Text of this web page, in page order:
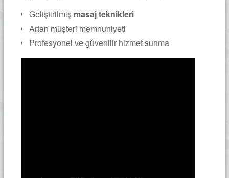
Geliştirilmiş masaj teknikleri
Artan müşteri memnuniyeti
Profesyonel ve güvenilir hizmet sunma